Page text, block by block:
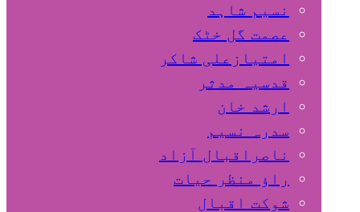
نسیم شاہد
عصمت گل خٹک
امتیازعلی شاکر
قدسیہ مدثر
ارشد خان
سدرہ نسیم
ناصراقبال آزاد
راؤ منظر حیات
شوکت اقبال